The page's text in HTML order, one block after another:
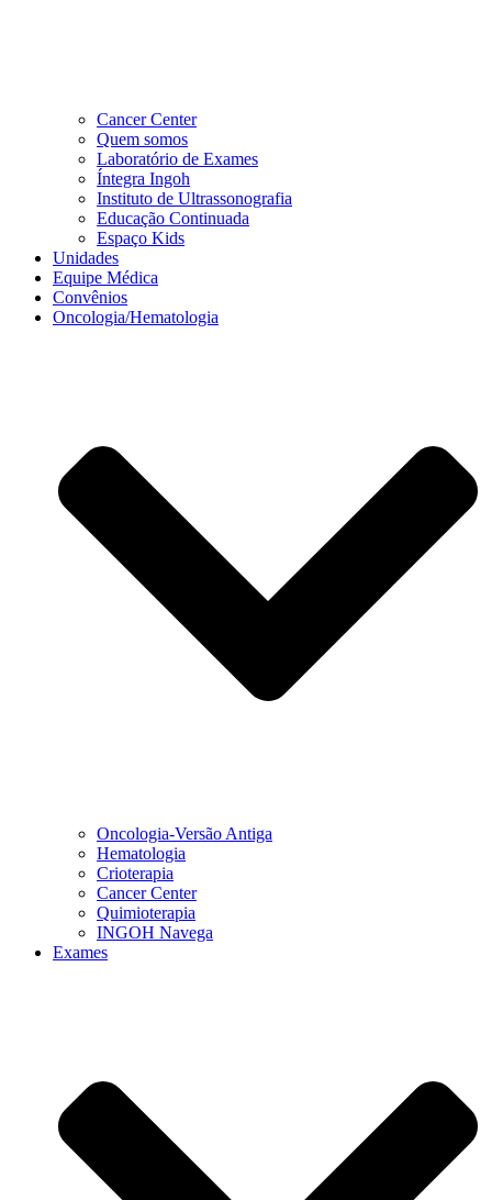
Cancer Center
Quem somos
Laboratório de Exames
Íntegra Ingoh
Instituto de Ultrassonografia
Educação Continuada
Espaço Kids
Unidades
Equipe Médica
Convênios
Oncologia/Hematologia
Oncologia-Versão Antiga
Hematologia
Crioterapia
Cancer Center
Quimioterapia
INGOH Navega
Exames